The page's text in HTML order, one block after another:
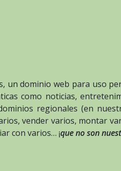
un dominio web para uso
como noticias,
regionales (en
vender varios, montar
con varios… ¡que no son